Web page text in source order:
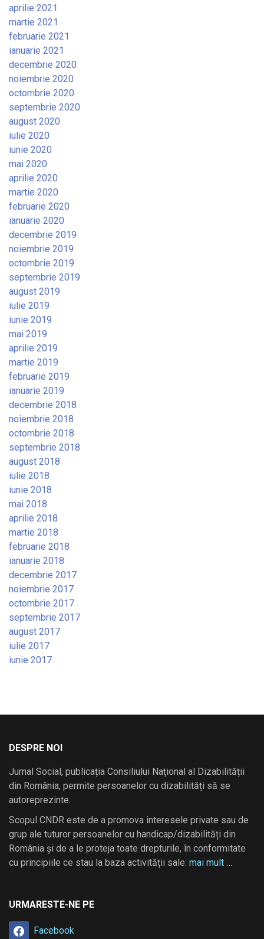
aprilie 2021
martie 2021
februarie 2021
ianuarie 2021
decembrie 2020
noiembrie 2020
octombrie 2020
septembrie 2020
august 2020
iulie 2020
iunie 2020
mai 2020
aprilie 2020
martie 2020
februarie 2020
ianuarie 2020
decembrie 2019
noiembrie 2019
octombrie 2019
septembrie 2019
august 2019
iulie 2019
iunie 2019
mai 2019
aprilie 2019
martie 2019
februarie 2019
ianuarie 2019
decembrie 2018
noiembrie 2018
octombrie 2018
septembrie 2018
august 2018
iulie 2018
iunie 2018
mai 2018
aprilie 2018
martie 2018
februarie 2018
ianuarie 2018
decembrie 2017
noiembrie 2017
octombrie 2017
septembrie 2017
august 2017
iulie 2017
iunie 2017
DESPRE NOI
Jurnal Social, publicația Consiliului Național al Dizabilității
din România, permite persoanelor cu dizabilități să se
autoreprezinte.
Scopul CNDR este de a promova interesele private sau de
grup ale tuturor persoanelor cu handicap/dizabilități din
România și de a le proteja toate drepturile, în conformitate
cu principiile ce stau la baza activității sale: mai mult …
URMARESTE-NE PE
Facebook